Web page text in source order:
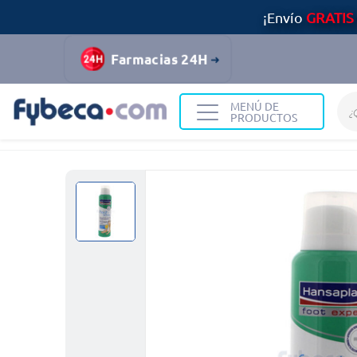
¡Envío GRATIS
Farmacias 24H
MENÚ DE
PRODUCTOS
Medicinas Primeros auxilios Desodorante